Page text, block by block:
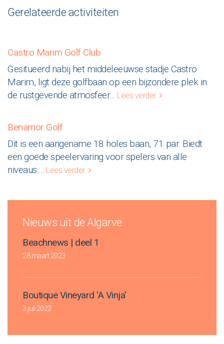
Gerelateerde activiteiten
Castro Marim Golf Club
Gesitueerd nabij het middeleeuwse stadje Castro
Marim, ligt deze golfbaan op een bijzondere plek in
de rustgevende atmosfeer... Lees verder
Benamor Golf
Dit is een aangename 18 holes baan, 71 par. Biedt
een goede speelervaring voor spelers van alle
niveaus.... Lees verder
Nieuws uit de Algarve
Beachnews | deel 1
28 maart 2023
Boutique Vineyard 'A Vinja'
3 juli 2022